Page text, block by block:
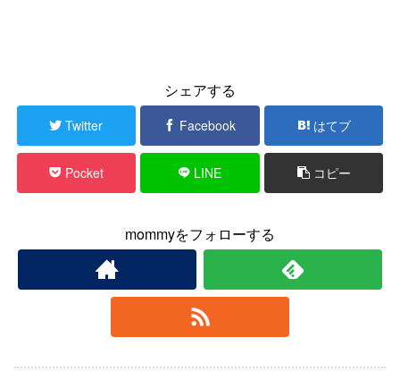
シェアする
Twitter Facebook はてブ
Pocket LINE コピー
mommyをフォローする